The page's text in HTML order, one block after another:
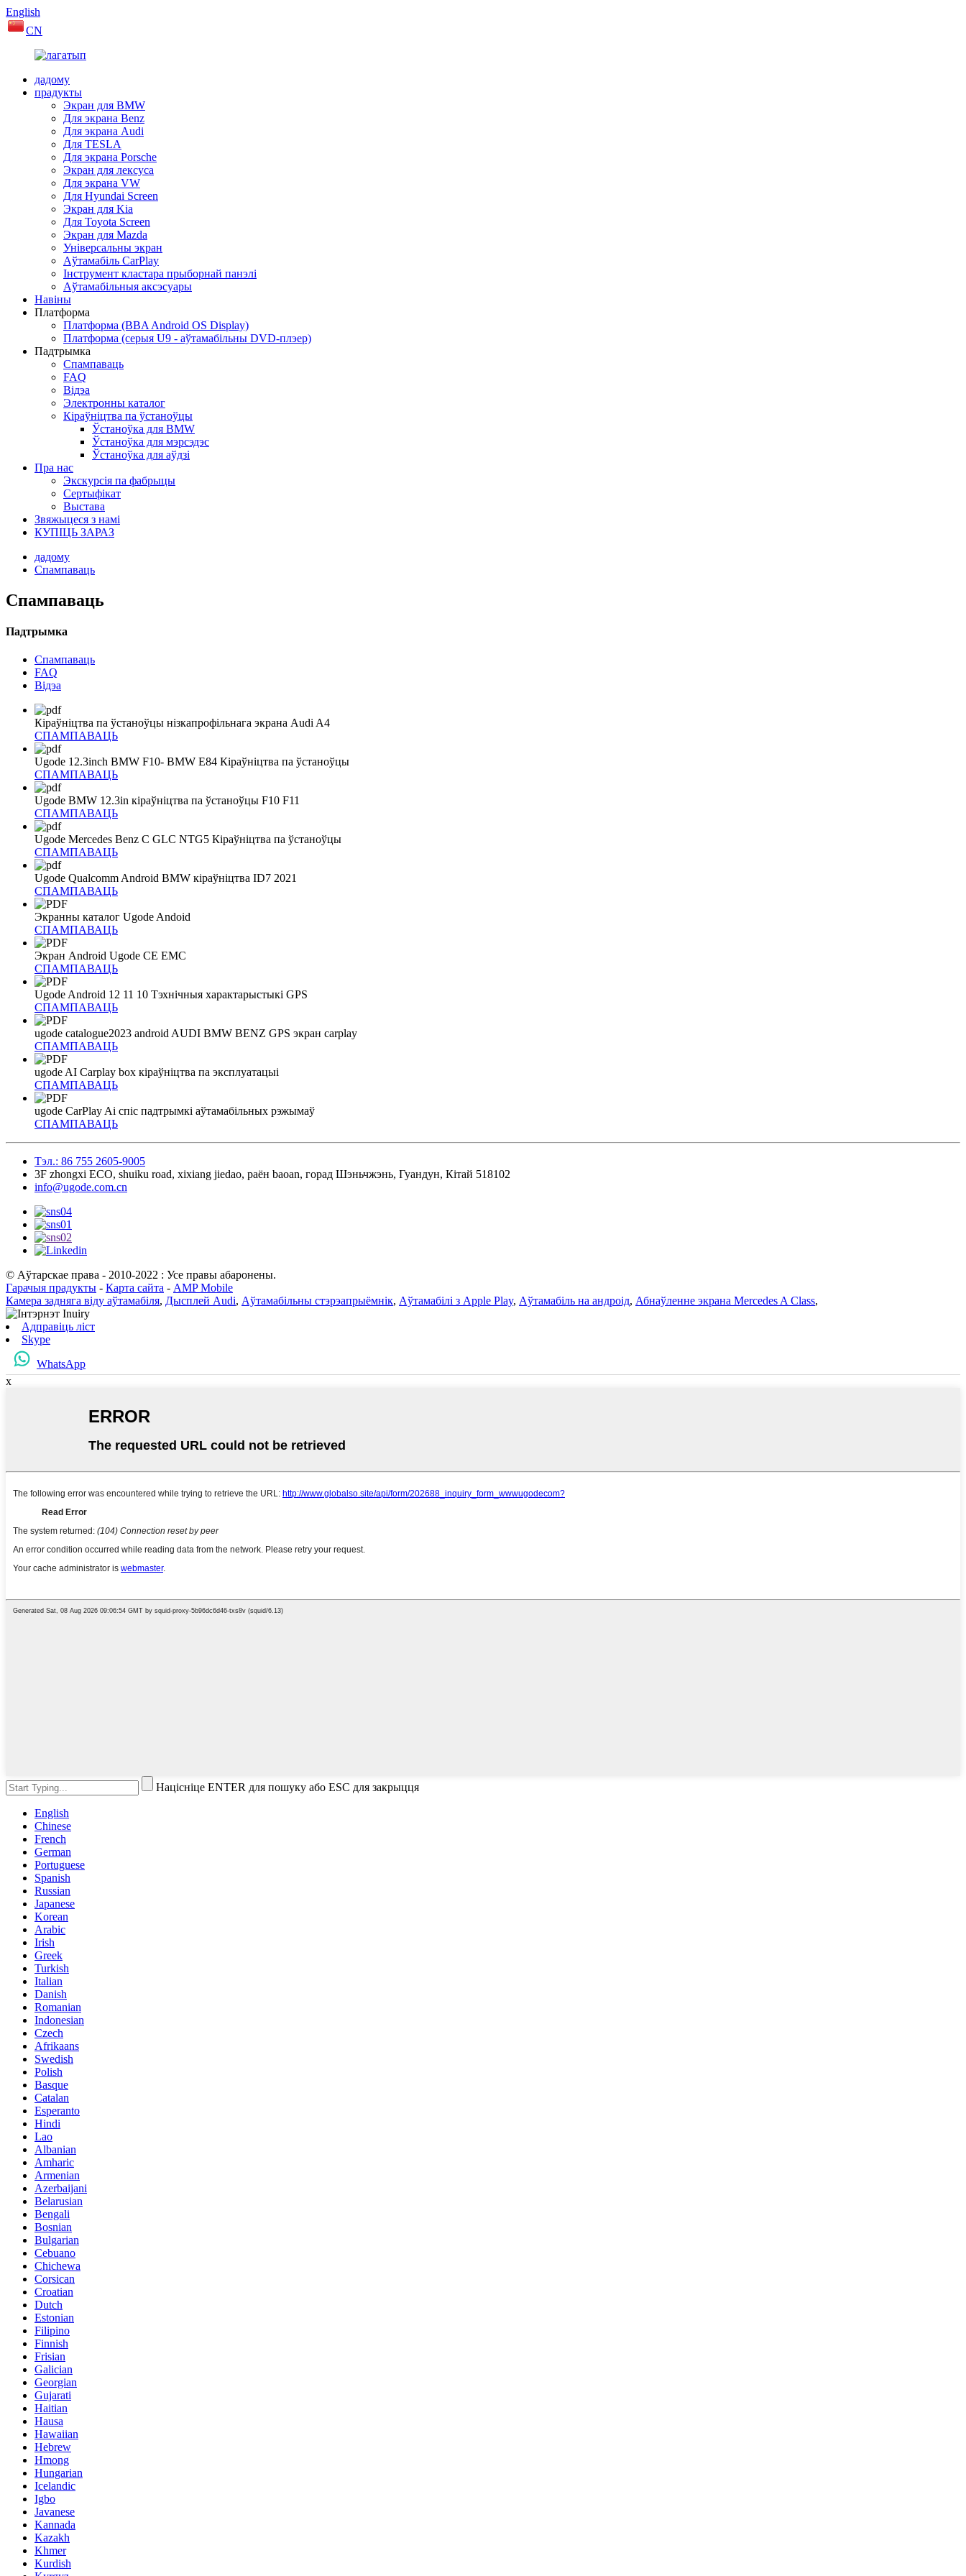
English
CN
дадому
прадукты
Экран для BMW
Для экрана Benz
Для экрана Audi
Для TESLA
Для экрана Porsche
Экран для лексуса
Для экрана VW
Для Hyundai Screen
Экран для Kia
Для Toyota Screen
Экран для Mazda
Універсальны экран
Аўтамабіль CarPlay
Інструмент кластара прыборнай панэлі
Аўтамабільныя аксэсуары
Навіны
Платформа
Платформа (BBA Android OS Display)
Платформа (серыя U9 - аўтамабільны DVD-плэер)
Падтрымка
Спампаваць
FAQ
Відэа
Электронны каталог
Кіраўніцтва па ўстаноўцы
Ўстаноўка для BMW
Ўстаноўка для мэрсэдэс
Ўстаноўка для аўдзі
Пра нас
Экскурсія па фабрыцы
Сертыфікат
Выстава
Звяжыцеся з намі
КУПІЦЬ ЗАРАЗ
дадому
Спампаваць
Спампаваць
Падтрымка
Спампаваць
FAQ
Відэа
Кіраўніцтва па ўстаноўцы нізкапрофільнага экрана Audi A4
СПАМПАВАЦЬ
Ugode 12.3inch BMW F10- BMW E84 Кіраўніцтва па ўстаноўцы
СПАМПАВАЦЬ
Ugode BMW 12.3in кіраўніцтва па ўстаноўцы F10 F11
СПАМПАВАЦЬ
Ugode Mercedes Benz C GLC NTG5 Кіраўніцтва па ўстаноўцы
СПАМПАВАЦЬ
Ugode Qualcomm Android BMW кіраўніцтва ID7 2021
СПАМПАВАЦЬ
Экранны каталог Ugode Andoid
СПАМПАВАЦЬ
Экран Android Ugode CE EMC
СПАМПАВАЦЬ
Ugode Android 12 11 10 Тэхнічныя характарыстыкі GPS
СПАМПАВАЦЬ
ugode catalogue2023 android AUDI BMW BENZ GPS экран carplay
СПАМПАВАЦЬ
ugode AI Carplay box кіраўніцтва па эксплуатацыі
СПАМПАВАЦЬ
ugode CarPlay Ai спіс падтрымкі аўтамабільных рэжымаў
СПАМПАВАЦЬ
Тэл.: 86 755 2605-9005
3F zhongxi ECO, shuiku road, xixiang jiedao, раён baoan, горад Шэньчжэнь, Гуандун, Кітай 518102
info@ugode.com.cn
© Аўтарскае права - 2010-2022 : Усе правы абаронены.
Гарачыя прадукты - Карта сайта - AMP Mobile
Камера задняга віду аўтамабіля, Дысплей Audi, Аўтамабільны стэрэапрыёмнік, Аўтамабілі з Apple Play, Аўтамабіль на андроід, Абнаўленне экрана Mercedes A Class,
Адправіць ліст
Skype
WhatsApp
x
Націсніце ENTER для пошуку або ESC для закрыцця
English
Chinese
French
German
Portuguese
Spanish
Russian
Japanese
Korean
Arabic
Irish
Greek
Turkish
Italian
Danish
Romanian
Indonesian
Czech
Afrikaans
Swedish
Polish
Basque
Catalan
Esperanto
Hindi
Lao
Albanian
Amharic
Armenian
Azerbaijani
Belarusian
Bengali
Bosnian
Bulgarian
Cebuano
Chichewa
Corsican
Croatian
Dutch
Estonian
Filipino
Finnish
Frisian
Galician
Georgian
Gujarati
Haitian
Hausa
Hawaiian
Hebrew
Hmong
Hungarian
Icelandic
Igbo
Javanese
Kannada
Kazakh
Khmer
Kurdish